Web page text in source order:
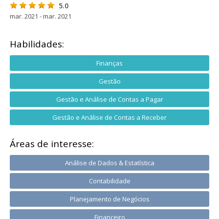
5.0
mar. 2021 - mar. 2021
Habilidades:
Finanças
Gestão
Gestão e Análise de Contas a Pagar
Gestão e Análise de Contas a Receber
Áreas de interesse:
Análise de Dados & Estatística
Contabilidade
Planejamento de Negócios
Financeiro